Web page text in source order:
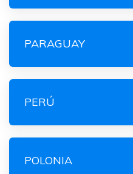
PARAGUAY
PERÚ
POLONIA